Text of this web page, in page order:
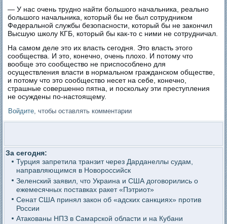
— У нас очень трудно найти большого начальника, реально
большого начальника, который бы не был сотрудником
Федеральной службы безопасности, который бы не закончил
Высшую школу КГБ, который бы как-то с ними не сотрудничал.
На самом деле это их власть сегодня. Это власть этого
сообщества. И это, конечно, очень плохо. И потому что
вообще это сообщество не приспособлено для
осуществления власти в нормальном гражданском обществе,
и потому что это сообщество несет на себе, конечно,
страшные совершенно пятна, и поскольку эти преступления
не осуждены по-настоящему.
Войдите, чтобы оставлять комментарии
За сегодня:
Турция запретила транзит через Дарданеллы судам,
направляющимся в Новороссийск
Зеленский заявил, что Украина и США договорились о
ежемесячных поставках ракет «Пэтриот»
Сенат США принял закон об «адских санкциях» против
России
Атакованы НПЗ в Самарской области и на Кубани